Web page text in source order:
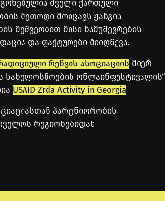
ძველი ქართული
მეთოდი მოიცავს ჟანგის
მეშვეობით მისი ნამუშევრების
და ფაქტურები მიიღწევა.
რეწვის ასოციაციის მიერ
სახელოსნოების ონლაინფესტივალის“
USAID Zrda Activity in Georgia
პარტნიორობის
რეგიონებიდან